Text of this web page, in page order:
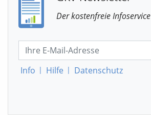
Der kostenfreie Infoservice
Info | Hilfe | Datenschutz